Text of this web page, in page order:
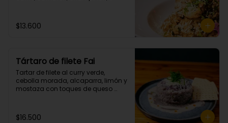
$13.600
Tártaro de filete Fai
Tartar de filete al curry verde,
cebolla morada, alcaparra, limón y
mostaza con toques de queso
$16.500